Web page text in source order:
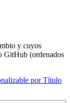
y cuyos
GitHub (ordenados
por Título